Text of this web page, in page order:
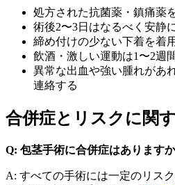
処方された抗菌薬・鎮痛薬
術後2〜3日はなるべく安静
締め付けの少ない下着を着
飲酒・激しい運動は1〜2週
異常な出血や強い腫れがあ
連絡する
合併症とリスクに関
Q: 包茎手術に合併症はあります
A: すべての手術には一定のリス